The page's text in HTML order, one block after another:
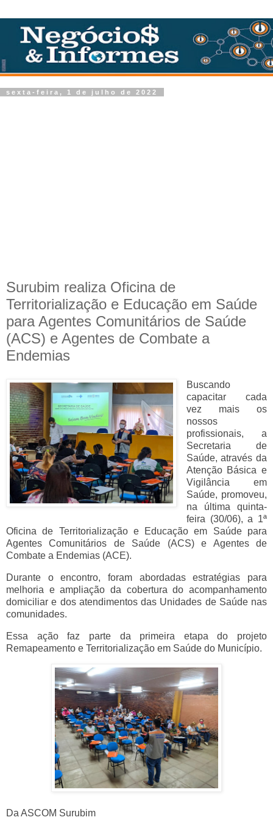
sexta-feira, 1 de julho de 2022
Surubim realiza Oficina de
Territorialização e Educação em Saúde
para Agentes Comunitários de Saúde
(ACS) e Agentes de Combate a
Endemias
Buscando
capacitar cada
vez mais os
nossos
profissionais, a
Secretaria de
Saúde, através da
Atenção Básica e
Vigilância em
Saúde, promoveu,
na última quinta-
feira (30/06), a 1ª
Oficina de Territorialização e Educação em Saúde para
Agentes Comunitários de Saúde (ACS) e Agentes de
Combate a Endemias (ACE).
Durante o encontro, foram abordadas estratégias para
melhoria e ampliação da cobertura do acompanhamento
domiciliar e dos atendimentos das Unidades de Saúde nas
comunidades.
Essa ação faz parte da primeira etapa do projeto
Remapeamento e Territorialização em Saúde do Município.
Da ASCOM Surubim